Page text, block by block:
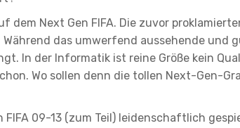
Next Gen FIFA. Die zuvor
das umwerfend aussehende und
In der Informatik ist reine Größe kein
Wo sollen denn die tollen Next-Gen-
09-13 (zum Teil) leidenschaftlich